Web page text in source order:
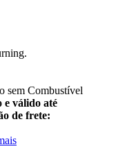
sem Combustível
e válido até
de frete: